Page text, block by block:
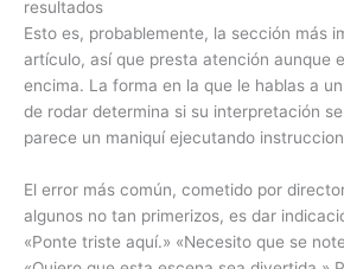
resultados
Esto es, probablemente, la sección más
artículo, así que presta atención aunque
encima. La forma en la que le hablas a
de rodar determina si su interpretación
parece un maniquí ejecutando
El error más común, cometido por
algunos no tan primerizos, es dar
«Ponte triste aquí.» «Necesito que se